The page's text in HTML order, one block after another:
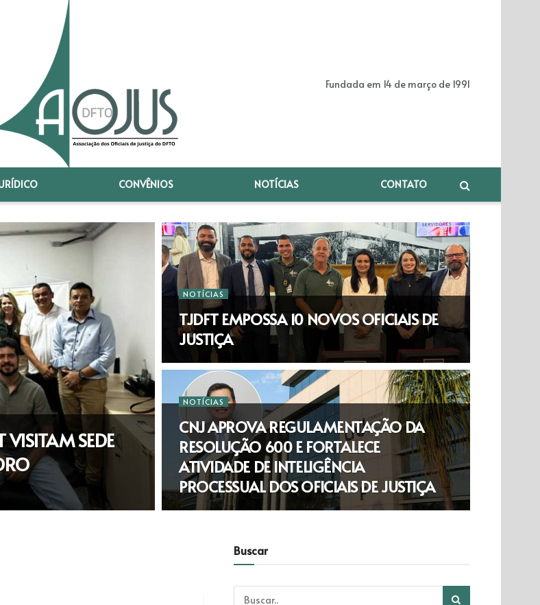
Fundada em 14 de março de 1991
CONVÊNIOS NOTÍCIAS CONTATO
VISITAM SEDE
NOTÍCIAS
TJDFT EMPOSSA 10 NOVOS OFICIAIS DE
JUSTIÇA
NOTÍCIAS
CNJ APROVA REGULAMENTAÇÃO DA
RESOLUÇÃO 600 E FORTALECE
ATIVIDADE DE INTELIGÊNCIA
PROCESSUAL DOS OFICIAIS DE JUSTIÇA
Buscar